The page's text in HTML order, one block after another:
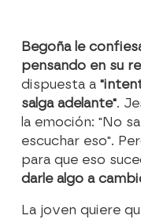
Begoña le
pensando en su
dispuesta a
salga adelante".
la emoción: "No
escuchar eso".
para que eso
darle algo a
La joven quiere